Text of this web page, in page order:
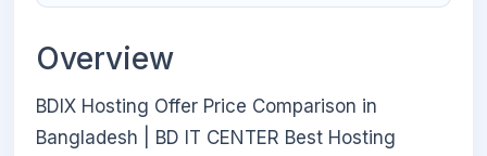
Overview
BDIX Hosting Offer Price Comparison in
Bangladesh | BD IT CENTER Best Hosting